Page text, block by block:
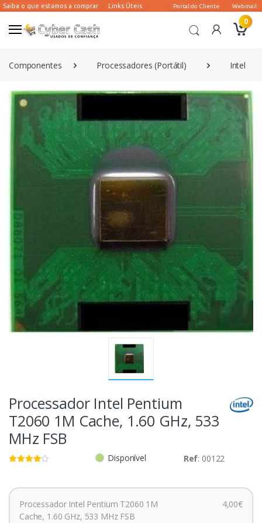
0
Componentes Processadores (Portátil) Intel
Processador Intel Pentium
T2060 1M Cache, 1.60 GHz, 533
MHz FSB
Disponível Ref: 00122
Processador Intel Pentium T2060 1M
Cache, 1.60 GHz, 533 MHz FSB
4,00€